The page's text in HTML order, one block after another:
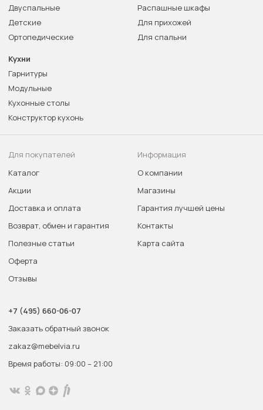
Двуспальные
Детские
Ортопедические
Распашные шкафы
Для прихожей
Для спальни
Кухни
Гарнитуры
Модульные
Кухонные столы
Конструктор кухонь
Для покупателей
Каталог
Акции
Доставка и оплата
Возврат, обмен и гарантия
Полезные статьи
Оферта
Отзывы
Информация
О компании
Магазины
Гарантия лучшей цены
Контакты
Карта сайта
+7 (495) 660-06-07
Заказать обратный звонок
zakaz@mebelvia.ru
Время работы: 09:00 – 21:00